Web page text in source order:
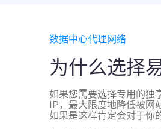
数据中心代理网络
为什么选择
如果您需要选择专用的独
IP，最大限度地降低被网
如果是这样肯定会对于你